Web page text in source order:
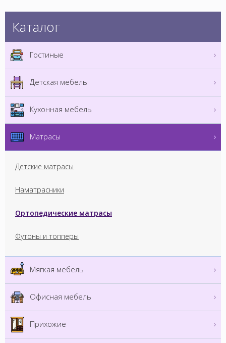
Каталог
Гостиные
Детская мебель
Кухонная мебель
Матрасы
Детские матрасы
Наматрасники
Ортопедические матрасы
Футоны и топперы
Мягкая мебель
Офисная мебель
Прихожие